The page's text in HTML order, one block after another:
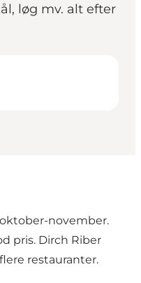
løg mv. alt efter
november.
pris. Dirch Riber
restauranter.